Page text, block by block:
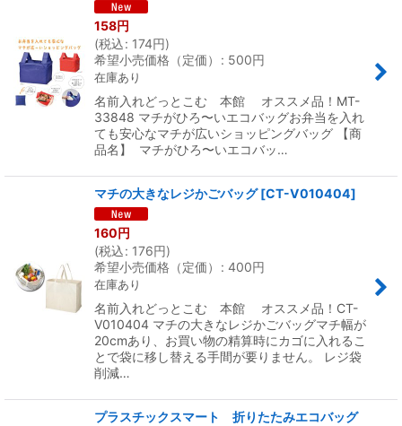
158円
(税込: 174円)
希望小売価格（定価）
: 500円
在庫あり
名前入れどっとこむ 本館 オススメ品！MT-
33848 マチがひろ〜いエコバッグお弁当を入れ
ても安心なマチが広いショッピングバッグ 【商
品名】 マチがひろ〜いエコバッ…
マチの大きなレジかごバッグ [CT-V010404]
160円
(税込: 176円)
希望小売価格（定価）
: 400円
在庫あり
名前入れどっとこむ 本館 オススメ品！CT-
V010404 マチの大きなレジかごバッグマチ幅が
20cmあり、お買い物の精算時にカゴに入れるこ
とで袋に移し替える手間が要りません。 レジ袋
削減…
プラスチックスマート 折りたたみエコバッグ